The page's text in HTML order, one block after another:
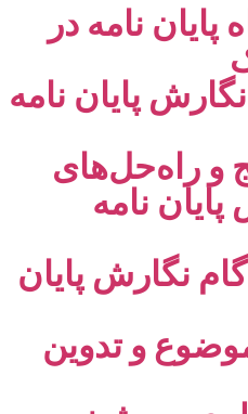
نامه در
پایان نامه
و راه‌حل‌های
نامه
نگارش پایان
و تدوین